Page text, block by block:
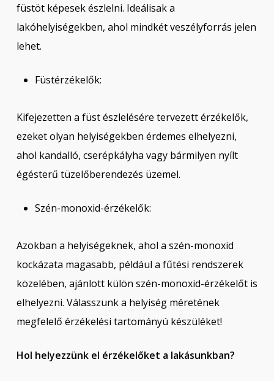
füstöt képesek észlelni. Ideálisak a
lakóhelyiségekben, ahol mindkét veszélyforrás jelen
lehet.
Füstérzékelők:
Kifejezetten a füst észlelésére tervezett érzékelők,
ezeket olyan helyiségekben érdemes elhelyezni,
ahol kandalló, cserépkályha vagy bármilyen nyílt
égésterű tüzelőberendezés üzemel.
Szén-monoxid-érzékelők:
Azokban a helyiségeknek, ahol a szén-monoxid
kockázata magasabb, például a fűtési rendszerek
közelében, ajánlott külön szén-monoxid-érzékelőt is
elhelyezni. Válasszunk a helyiség méretének
megfelelő érzékelési tartományú készüléket!
Hol helyezzünk el érzékelőket a lakásunkban?